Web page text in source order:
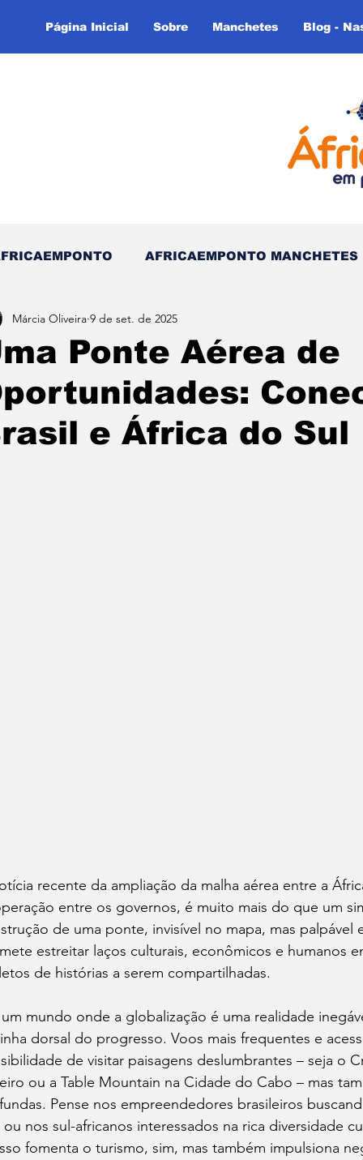
Página Inicial Sobre Manchetes Blog -
AFRICAEMPONTO MANCHETES
do Tempo - (Blog) Nas linhas do Tempo (Blog -
Ponte Aérea de
e África do Sul
Márcia Oliveira 9 de set. de 2025
recente da ampliação da malha aérea entre a
entre os governos, é muito mais do que um
de uma ponte, invisível no mapa, mas palpável
estreitar laços culturais, econômicos e humanos
de histórias a serem compartilhadas.
mundo onde a globalização é uma realidade
dorsal do progresso. Voos mais frequentes e
de visitar paisagens deslumbrantes – seja o
ou a Table Mountain na Cidade do Cabo – mas
Pense nos empreendedores brasileiros
ou nos sul-africanos interessados na rica diversidade
fomenta o turismo, sim, mas também impulsiona